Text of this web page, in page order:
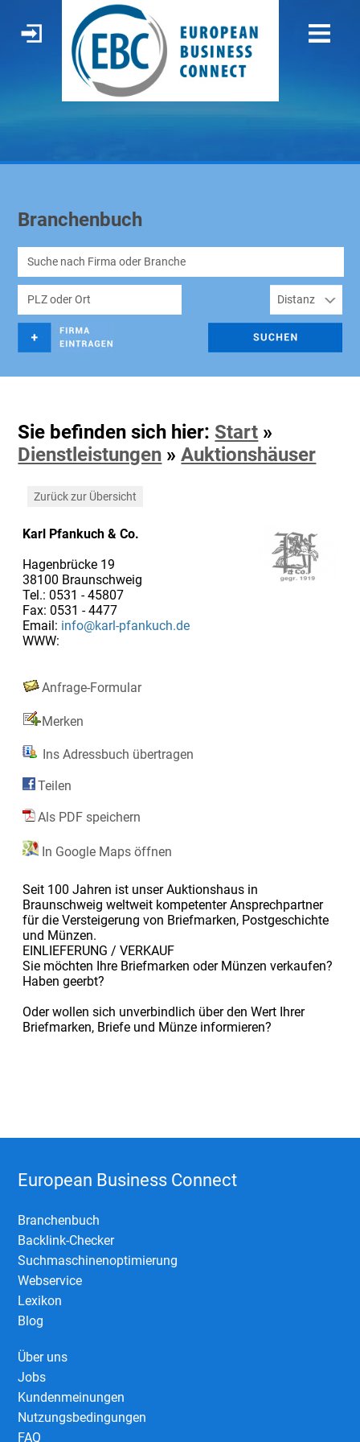
Branchenbuch
Sie befinden sich hier: Start »
Dienstleistungen »Auktionshäuser
Zurück zur Übersicht
Karl Pfankuch & Co.
Hagenbrücke 19
38100 Braunschweig
Tel.: 0531 - 45807
Fax: 0531 - 4477
Email: info@karl-pfankuch.de
WWW:
Anfrage-Formular
Merken
Ins Adressbuch übertragen
Teilen
Als PDF speichern
In Google Maps öffnen
Seit 100 Jahren ist unser Auktionshaus in
Braunschweig weltweit kompetenter Ansprechpartner
für die Versteigerung von Briefmarken, Postgeschichte
und Münzen.
EINLIEFERUNG / VERKAUF
Sie möchten Ihre Briefmarken oder Münzen verkaufen?
Haben geerbt?
Oder wollen sich unverbindlich über den Wert Ihrer
Briefmarken, Briefe und Münze informieren?
European Business Connect
Branchenbuch
Backlink-Checker
Suchmaschinenoptimierung
Webservice
Lexikon
Blog
Über uns
Jobs
Kundenmeinungen
Nutzungsbedingungen
FAQ